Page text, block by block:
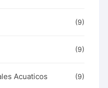
(9)
(9)
Acuaticos (9)